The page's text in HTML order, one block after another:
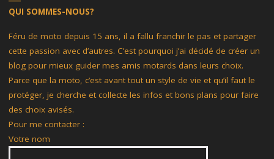
QUI SOMMES-NOUS?
Féru de moto depuis 15 ans, il a fallu franchir le pas et partager
cette passion avec d’autres. C’est pourquoi j’ai décidé de créer un
blog pour mieux guider mes amis motards dans leurs choix.
Parce que la moto, c’est avant tout un style de vie et qu’il faut le
protéger, je cherche et collecte les infos et bons plans pour faire
des choix avisés.
Pour me contacter :
Votre nom